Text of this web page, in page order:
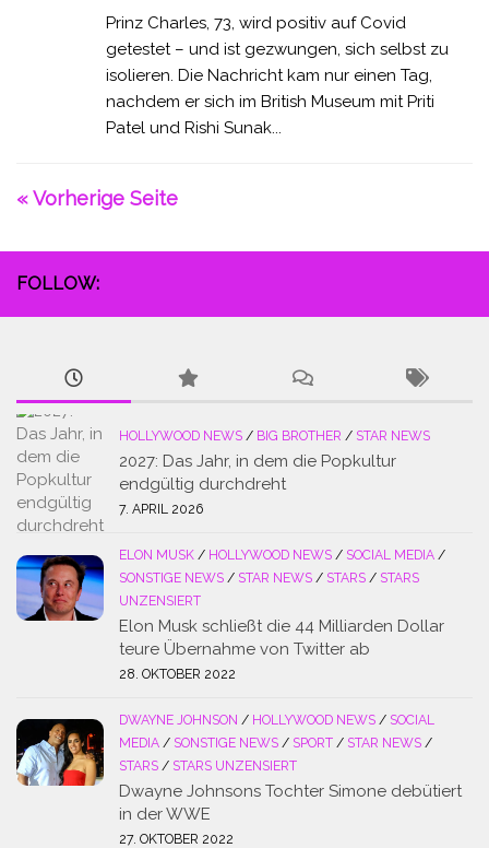
Prinz Charles, 73, wird positiv auf Covid
getestet – und ist gezwungen, sich selbst zu
isolieren. Die Nachricht kam nur einen Tag,
nachdem er sich im British Museum mit Priti
Patel und Rishi Sunak...
« Vorherige Seite
FOLLOW:
HOLLYWOOD NEWS / BIG BROTHER / STAR NEWS
2027: Das Jahr, in dem die Popkultur
endgültig durchdreht
7. APRIL 2026
ELON MUSK / HOLLYWOOD NEWS / SOCIAL MEDIA /
SONSTIGE NEWS / STAR NEWS / STARS / STARS
UNZENSIERT
Elon Musk schließt die 44 Milliarden Dollar
teure Übernahme von Twitter ab
28. OKTOBER 2022
DWAYNE JOHNSON / HOLLYWOOD NEWS / SOCIAL
MEDIA / SONSTIGE NEWS / SPORT / STAR NEWS /
STARS / STARS UNZENSIERT
Dwayne Johnsons Tochter Simone debütiert
in der WWE
27. OKTOBER 2022